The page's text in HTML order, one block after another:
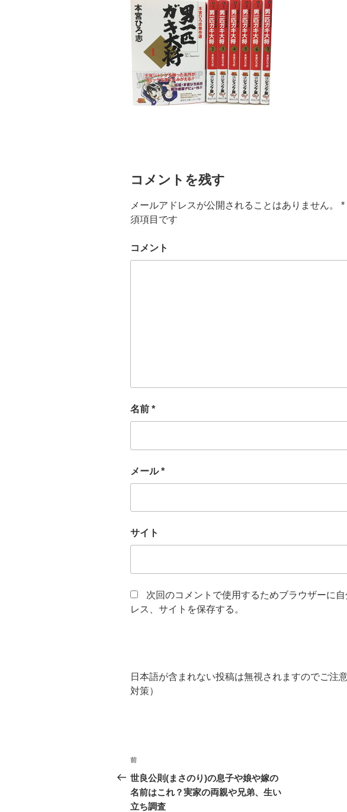
コメントを残す
メールアドレスが公開されることはありません。 *
須項目です
コメント
名前 *
メール*
サイト
次回のコメントで使用するためブラウザーに
レス、サイトを保存する。
日本語が含まれない投稿は無視されますのでご注
対策）
投
稿
ナ
過
去
の
投
前
世良公則(まさのり)の息子や娘や嫁の
名前はこれ？実家の両親や兄弟、生い
立ち調査